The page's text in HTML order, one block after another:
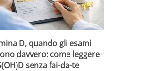
D, quando gli esami
davvero: come leggere
senza fai-da-te